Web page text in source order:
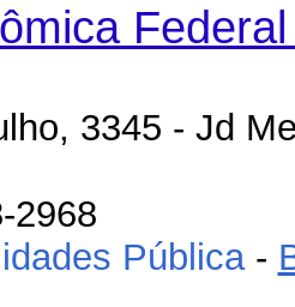
3345 - Jd
2968
Pública-